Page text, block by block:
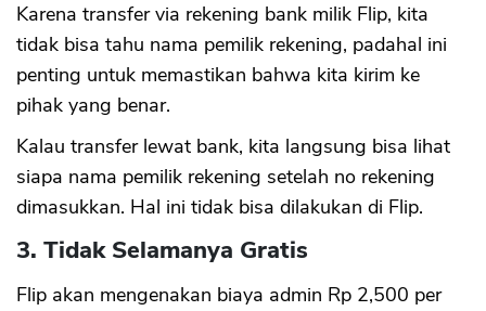
Karena transfer via rekening bank milik Flip, kita
tidak bisa tahu nama pemilik rekening, padahal ini
penting untuk memastikan bahwa kita kirim ke
pihak yang benar.
Kalau transfer lewat bank, kita langsung bisa lihat
siapa nama pemilik rekening setelah no rekening
dimasukkan. Hal ini tidak bisa dilakukan di Flip.
3. Tidak Selamanya Gratis
Flip akan mengenakan biaya admin Rp 2,500 per